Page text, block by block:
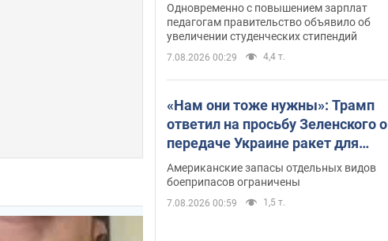
Одновременно с повышением зарплат
педагогам правительство объявило об
увеличении студенческих стипендий
7.08.2026 00:29 4,4 т.
«Нам они тоже нужны»: Трамп
ответил на просьбу Зеленского о
передаче Украине ракет для
Patriot
Американские запасы отдельных видов
боеприпасов ограничены
7.08.2026 00:59 1,5 т.